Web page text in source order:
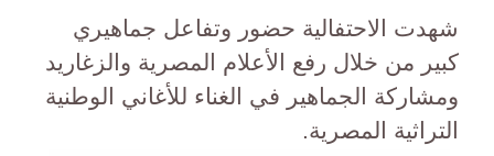
شهدت الاحتفالية حضور وتفاعل جماهيري
كبير من خلال رفع الأعلام المصرية والزغاريد
ومشاركة الجماهير في الغناء للأغاني الوطنية
التراثية المصرية.